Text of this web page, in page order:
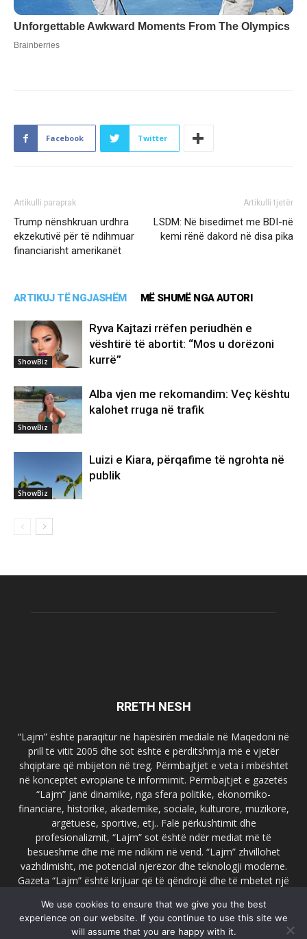
Facebook Twitter
Artikulli paraprak
Trump nënshkruan urdhra
ekzekutivë për të ndihmuar
financiarisht amerikanët
Artikulli tjetër
LSDM: Në bisedimet me BDI-në
kemi rënë dakord në disa pika
ARTIKUJ TË NGJASHËM MË SHUMË NGA AUTORI
ShowBiz
Ryva Kajtazi rrëfen periudhën e
vështirë të abortit: “Mos u dorëzoni
kurrë”
ShowBiz
Alba vjen me rekomandim: Veç kështu
kalohet rruga në trafik
ShowBiz
Luizi e Kiara, përqafime të ngrohta në
publik
RRETH NESH
“Lajm” është paraqitur në hapësirën mediale në Maqedoni në
prill të vitit 2005 dhe sot është e përditshmja më e vjetër
shqiptare që mbijeton në treg. Përmbajtjet e veta i mbështet
në konceptet evropiane të informimit. Përmbajtjet e gazetës
“Lajm” janë dinamike, nga sfera politike, ekonomiko-
financiare, historike, akademike, sociale, kulturore, muzikore,
argëtuese, sportive, etj.. Falë përkushtimit dhe
profesionalizmit, “Lajm” sot është ndër mediat më të
besueshme dhe më me ndikim në vend. “Lajm” zhvillohet
vazhdimisht, me potencial njerëzor dhe teknologji moderne.
Gazeta “Lajm” është krijuar që të qëndrojë dhe të mbetet një
faqja zyrtare e gazetës “Lajm”, www.lajmpress.org është një
ndër portalet më të njohur në Maqedoni.
We use cookies to ensure that we give you the best
experience on our website. If you continue to use this site we
will assume that you are happy with it.